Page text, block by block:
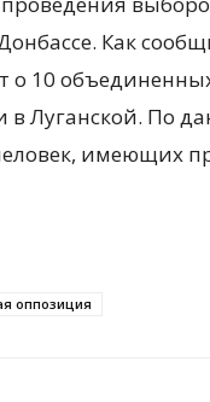
Как
о 10
в Луганской. По
имеющих
оппозиция